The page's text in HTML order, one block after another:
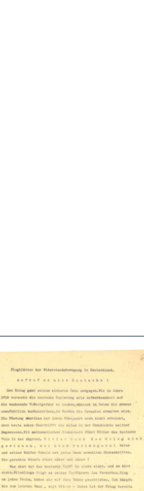
Flugblätter der Weissen Rose – V,
Januar 1943